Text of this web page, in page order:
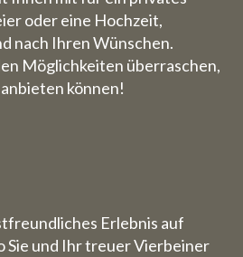
oder eine Hochzeit,
nach Ihren Wünschen.
Möglichkeiten überraschen,
können!
Erlebnis auf
Sie und Ihr treuer Vierbeiner